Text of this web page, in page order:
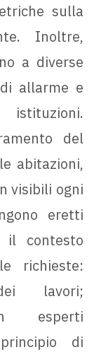
sulla
Inoltre,
a diverse
allarme e
del
abitazioni,
visibili ogni
eretti
il contesto
richieste:
lavori;
esperti
di